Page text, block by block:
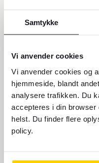
Samtykke
Vi anvender cookies
Vi anvender cookies og
hjemmeside, blandt
analysere trafikken. Du
accepteres i din
helst. Du finder flere
policy.
Tur & retur
Fra
Til
Rejsedato